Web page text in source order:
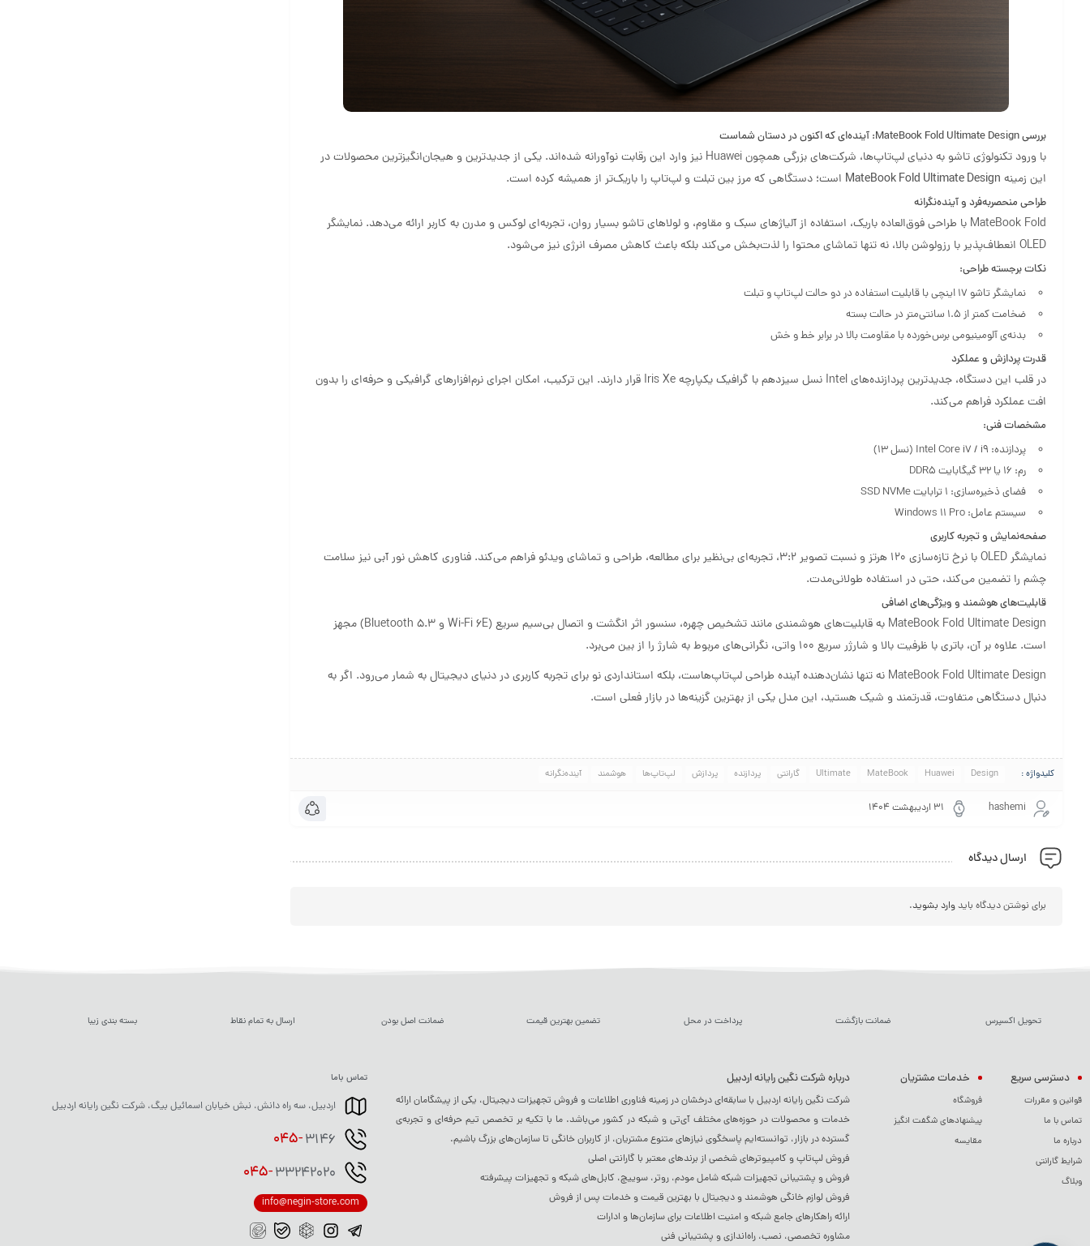
بررسی MateBook Fold Ultimate Design: آینده‌ای که اکنون در دستان شماست
با ورود تکنولوژی تاشو به دنیای لپ‌تاپ‌ها، شرکت‌های بزرگی همچون Huawei نیز وارد این رقابت نوآورانه شده‌اند. یکی از جدیدترین و هیجان‌انگیزترین محصولات در
این زمینه MateBook Fold Ultimate Design است؛ دستگاهی که مرز بین تبلت و لپ‌تاپ را باریک‌تر از همیشه کرده است.
طراحی منحصربه‌فرد و آینده‌نگرانه
MateBook Fold با طراحی فوق‌العاده باریک، استفاده از آلیاژهای سبک و مقاوم، و لولاهای تاشو بسیار روان، تجربه‌ای لوکس و مدرن به کاربر ارائه می‌دهد. نمایشگر
OLED انعطاف‌پذیر با رزولوشن بالا، نه تنها تماشای محتوا را لذت‌بخش می‌کند بلکه باعث کاهش مصرف انرژی نیز می‌شود.
نکات برجسته طراحی:
نمایشگر تاشو 17 اینچی با قابلیت استفاده در دو حالت لپ‌تاپ و تبلت
ضخامت کمتر از 1.5 سانتی‌متر در حالت بسته
بدنه‌ی آلومینیومی برس‌خورده با مقاومت بالا در برابر خط و خش
قدرت پردازش و عملکرد
در قلب این دستگاه، جدیدترین پردازنده‌های Intel نسل سیزدهم با گرافیک یکپارچه Iris Xe قرار دارند. این ترکیب، امکان اجرای نرم‌افزارهای گرافیکی و حرفه‌ای را بدون
افت عملکرد فراهم می‌کند.
مشخصات فنی:
پردازنده: Intel Core i7 / i9 (نسل ۱۳)
رم: 16 یا 32 گیگابایت DDR5
فضای ذخیره‌سازی: 1 ترابایت SSD NVMe
سیستم عامل: Windows 11 Pro
صفحه‌نمایش و تجربه کاربری
نمایشگر OLED با نرخ تازه‌سازی 120 هرتز و نسبت تصویر 3:2، تجربه‌ای بی‌نظیر برای مطالعه، طراحی و تماشای ویدئو فراهم می‌کند. فناوری کاهش نور آبی نیز سلامت
چشم را تضمین می‌کند، حتی در استفاده طولانی‌مدت.
قابلیت‌های هوشمند و ویژگی‌های اضافی
MateBook Fold Ultimate Design به قابلیت‌های هوشمندی مانند تشخیص چهره، سنسور اثر انگشت و اتصال بی‌سیم سریع (Wi-Fi 6E و Bluetooth 5.3) مجهز
است. علاوه بر آن، باتری با ظرفیت بالا و شارژر سریع 100 واتی، نگرانی‌های مربوط به شارژ را از بین می‌برد.
MateBook Fold Ultimate Design نه تنها نشان‌دهنده آینده طراحی لپ‌تاپ‌هاست، بلکه استانداردی نو برای تجربه کاربری در دنیای دیجیتال به شمار می‌رود. اگر به
دنبال دستگاهی متفاوت، قدرتمند و شیک هستید، این مدل یکی از بهترین گزینه‌ها در بازار فعلی است.
کلیدواژه : Design
Huawei
MateBook
Ultimate گارانتی پردازنده پردازش لپ‌تاپ‌ها هوشمند آینده‌نگرانه
hashemi ۳۱ اردیبهشت ۱۴۰۴
ارسال دیدگاه
برای نوشتن دیدگاه بایدوارد بشوید.
تحویل اکسپرس ضمانت بازگشت پرداخت در محل تضمین بهترین قیمت ضمانت اصل بودن ارسال به تمام نقاط بسته بندی زیبا
دسترسی سریع
قوانین و مقررات
تماس با ما
درباره ما
شرایط گارانتی
وبلاگ
خدمات مشتریان
فروشگاه
پیشنهادهای شگفت انگیز
مقایسه
درباره شرکت نگین رایانه اردبیل
شرکت نگین رایانه اردبیل با سابقه‌ای درخشان در زمینه فناوری اطلاعات و فروش تجهیزات دیجیتال، یکی از پیشگامان ارائه
خدمات و محصولات در حوزه‌های مختلف آی‌تی و شبکه در کشور می‌باشد. ما با تکیه بر تخصص تیم حرفه‌ای و تجربه‌ی
گسترده در بازار، توانسته‌ایم پاسخگوی نیازهای متنوع مشتریان، از کاربران خانگی تا سازمان‌های بزرگ باشیم.
فروش لپ‌تاپ و کامپیوترهای شخصی از برندهای معتبر با گارانتی اصلی
فروش و پشتیبانی تجهیزات شبکه شامل مودم، روتر، سوییچ، کابل‌های شبکه و تجهیزات پیشرفته
فروش لوازم خانگی هوشمند و دیجیتال با بهترین قیمت و خدمات پس از فروش
ارائه راهکارهای جامع شبکه و امنیت اطلاعات برای سازمان‌ها و ادارات
مشاوره تخصصی، نصب، راه‌اندازی و پشتیبانی فنی
تماس باما
اردبیل، سه راه دانش، نبش خیابان اسمائیل بیگ، شرکت نگین رایانه اردبیل
045-3146
045-33242020
info@negin-store.com